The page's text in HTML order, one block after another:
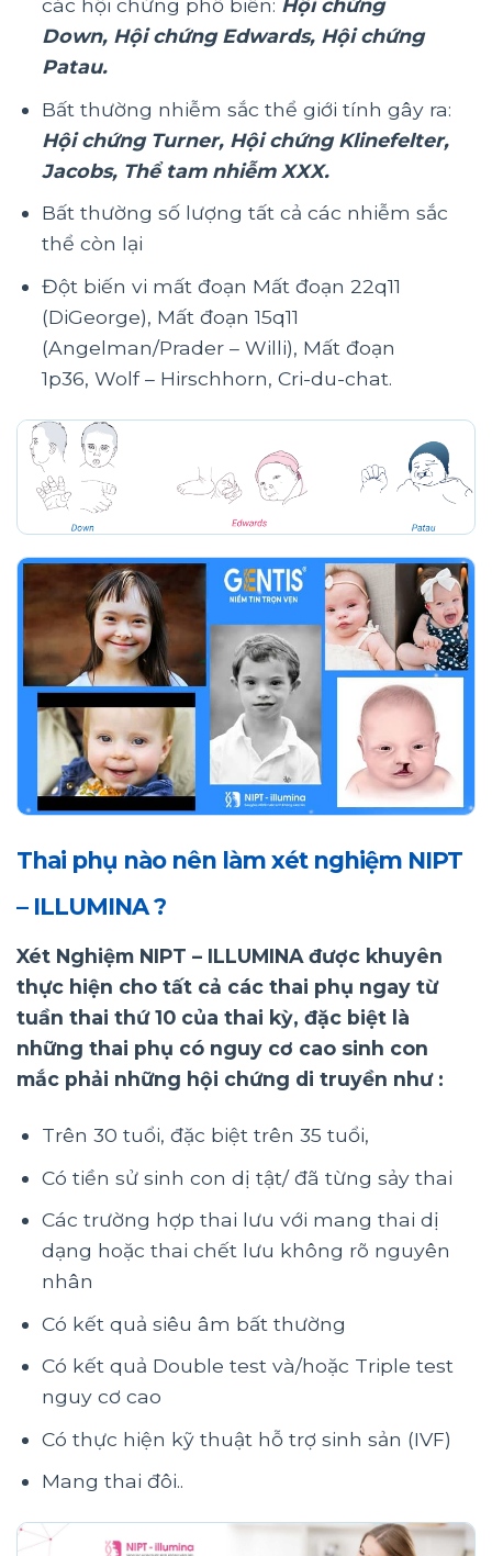
các hội chứng phổ biến: Hội chứng
Down, Hội chứng Edwards, Hội chứng
Patau.
Bất thường nhiễm sắc thể giới tính gây ra:
Hội chứng Turner, Hội chứng Klinefelter,
Jacobs, Thể tam nhiễm XXX.
Bất thường số lượng tất cả các nhiễm sắc
thể còn lại
Đột biến vi mất đoạn Mất đoạn 22q11
(DiGeorge), Mất đoạn 15q11
(Angelman/Prader – Willi), Mất đoạn
1p36, Wolf – Hirschhorn, Cri-du-chat.
Thai phụ nào nên làm xét nghiệm NIPT
– ILLUMINA ?
Xét Nghiệm NIPT – ILLUMINA được khuyên
thực hiện cho tất cả các thai phụ ngay từ
tuần thai thứ 10 của thai kỳ, đặc biệt là
những thai phụ có nguy cơ cao sinh con
mắc phải những hội chứng di truyền như :
Trên 30 tuổi, đặc biệt trên 35 tuổi,
Có tiền sử sinh con dị tật/ đã từng sảy thai
Các trường hợp thai lưu với mang thai dị
dạng hoặc thai chết lưu không rõ nguyên
nhân
Có kết quả siêu âm bất thường
Có kết quả Double test và/hoặc Triple test
nguy cơ cao
Có thực hiện kỹ thuật hỗ trợ sinh sản (IVF)
Mang thai đôi..